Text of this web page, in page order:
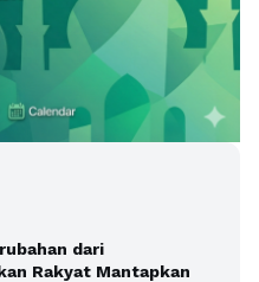
dari
Rakyat Mantapkan